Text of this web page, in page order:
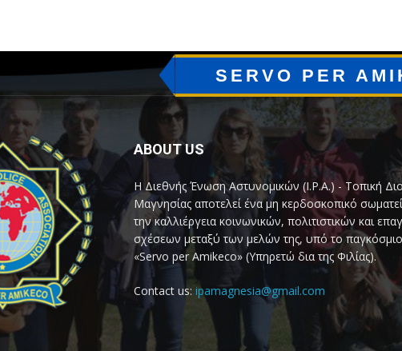
SERVO PER
ABOUT US
Η Διεθνής Ένωση Αστυνομικών (I.P.A.) - Τοπική
Μαγνησίας αποτελεί ένα μη κερδοσκοπικό
την καλλιέργεια κοινωνικών, πολιτιστικών και
σχέσεων μεταξύ των μελών της, υπό το
«Servo per Amikeco» (Υπηρετώ δια της Φιλίας).
Contact us: ipamagnesia@gmail.com